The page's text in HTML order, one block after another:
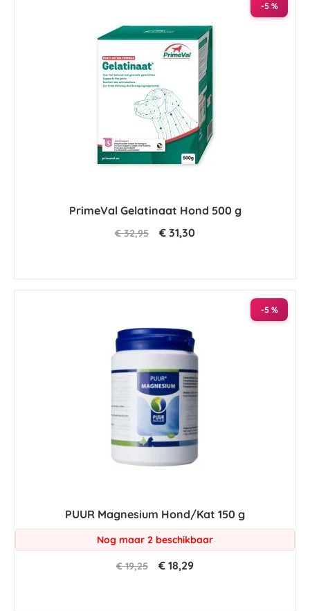
-5 %
PrimeVal Gelatinaat Hond 500 g
€ 32,95 € 31,30
-5 %
PUUR Magnesium Hond/Kat 150 g
Nog maar 2 beschikbaar
€ 19,25 € 18,29